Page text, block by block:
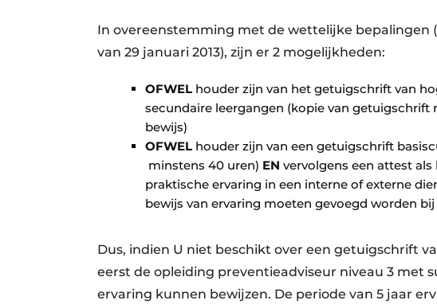
In overeenstemming met de wettelijke bepalingen
van 29 januari 2013), zijn er 2 mogelijkheden:
OFWEL houder zijn van het getuigschrift van
secundaire leergangen (kopie van
bewijs)
OFWEL houder zijn van een getuigschrift
minstens 40 uren) EN vervolgens een attest
praktische ervaring in een interne of externe
bewijs van ervaring moeten gevoegd worden
Dus, indien U niet beschikt over een getuigschrift
eerst de opleiding preventieadviseur niveau 3 met
ervaring kunnen bewijzen. De periode van 5 jaar